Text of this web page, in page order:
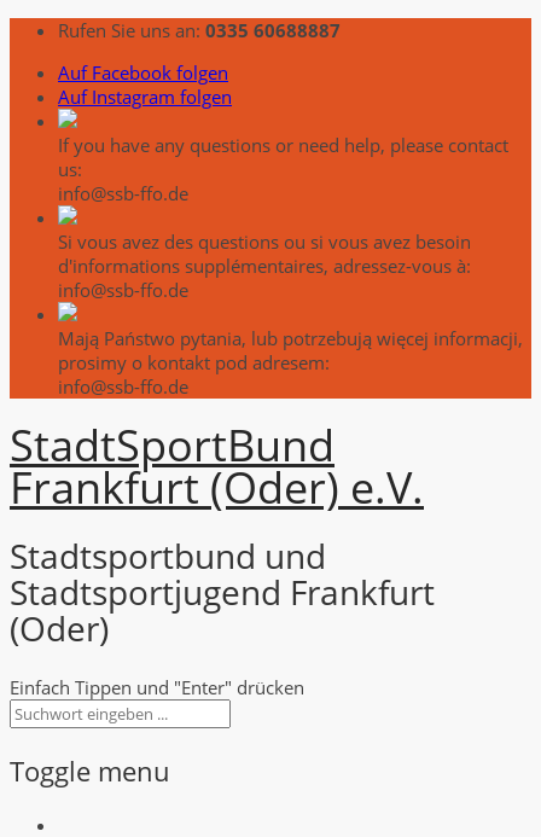
Rufen Sie uns an: 0335 60688887
Auf Facebook folgen
Auf Instagram folgen
If you have any questions or need help, please contact
us:
info@ssb-ffo.de
Si vous avez des questions ou si vous avez besoin
d'informations supplémentaires, adressez-vous à:
info@ssb-ffo.de
Mają Państwo pytania, lub potrzebują więcej informacji,
prosimy o kontakt pod adresem:
info@ssb-ffo.de
StadtSportBund
Frankfurt (Oder) e.V.
Stadtsportbund und
Stadtsportjugend Frankfurt
(Oder)
Einfach Tippen und "Enter" drücken
Toggle menu
Skip